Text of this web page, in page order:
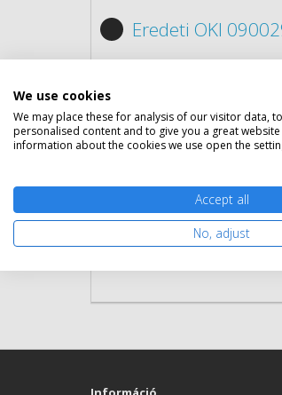
Eredeti OKI
We use cookies
We may place these for analysis of our visitor data,
personalised content and to give you a great
information about the cookies we use open the
Accept all
No, adjust